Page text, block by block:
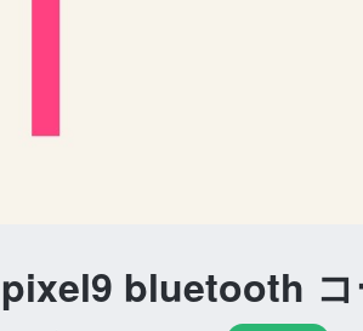
pixel9 bluetooth コ